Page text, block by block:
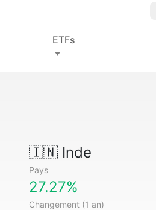
ETFs
🇮🇳Inde
Pays
27.27%
Changement (1 an)